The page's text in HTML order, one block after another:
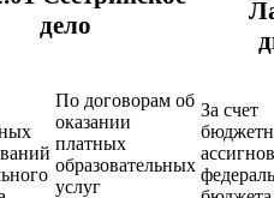
дело
По договорам об
оказании
платных
образовательных
услуг
За счет